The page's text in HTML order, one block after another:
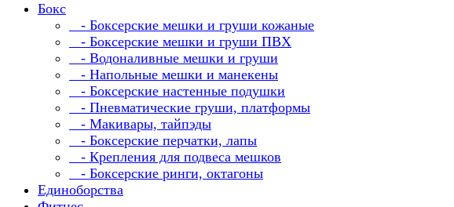
Бокс
- Боксерские мешки и груши кожаные
- Боксерские мешки и груши ПВХ
- Водоналивные мешки и груши
- Напольные мешки и манекены
- Боксерские настенные подушки
- Пневматические груши, платформы
- Макивары, тайпэды
- Боксерские перчатки, лапы
- Крепления для подвеса мешков
- Боксерские ринги, октагоны
Единоборства